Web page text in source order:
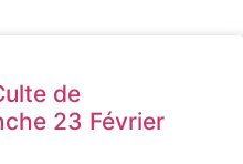
de
23 Février